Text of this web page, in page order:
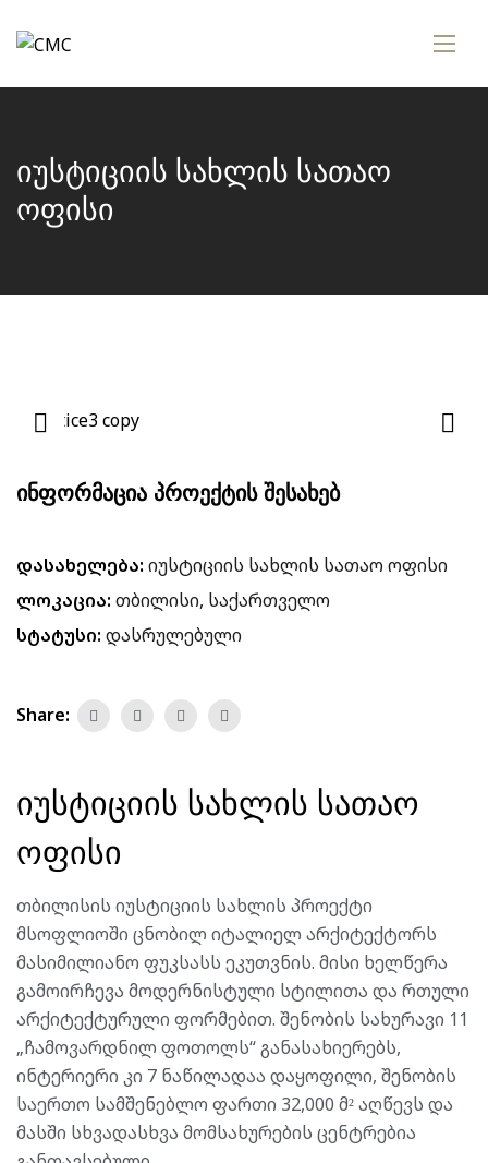
იუსტიციის სახლის სათაო
ოფისი
ᲘᲜᲤᲝᲠᲛᲐᲪᲘᲐ ᲞᲠᲝᲔᲥᲢᲘᲡ ᲨᲔᲡᲐᲮᲔᲑ
დასახელება: იუსტიციის სახლის სათაო ოფისი
ლოკაცია: თბილისი, საქართველო
სტატუსი: დასრულებული
Share:
იუსტიციის სახლის სათაო
ოფისი
თბილისის იუსტიციის სახლის პროექტი
მსოფლიოში ცნობილ იტალიელ არქიტექტორს
მასიმილიანო ფუკსასს ეკუთვნის. მისი ხელწერა
გამოირჩევა მოდერნისტული სტილითა და რთული
არქიტექტურული ფორმებით. შენობის სახურავი 11
„ჩამოვარდნილ ფოთოლს“ განასახიერებს,
ინტერიერი კი 7 ნაწილადაა დაყოფილი, შენობის
საერთო სამშენებლო ფართი 32,000 მ² აღწევს და
მასში სხვადასხვა მომსახურების ცენტრებია